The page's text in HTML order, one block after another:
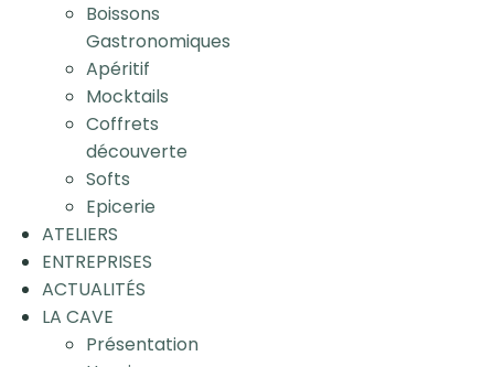
Boissons
Gastronomiques
Apéritif
Mocktails
Coffrets
découverte
Softs
Epicerie
ATELIERS
ENTREPRISES
ACTUALITÉS
LA CAVE
Présentation